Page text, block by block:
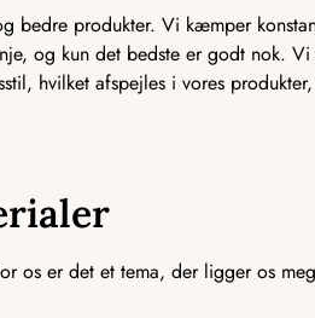
bedre produkter. Vi kæmper
og kun det bedste er godt nok.
hvilket afspejles i vores
os er det et tema, der ligger os